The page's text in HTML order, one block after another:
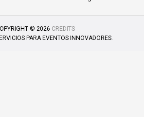
© 2026 CREDITS
PARA EVENTOS INNOVADORES.